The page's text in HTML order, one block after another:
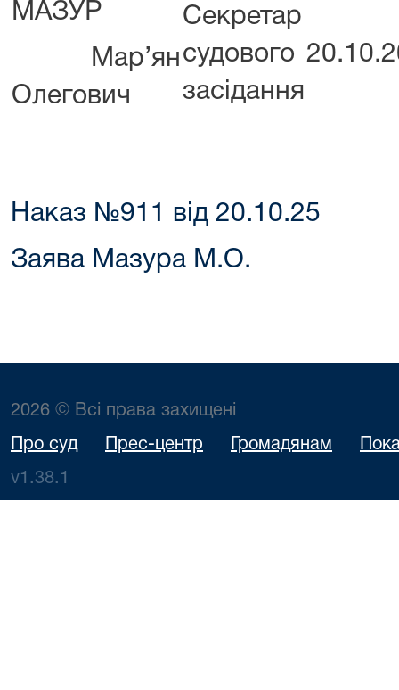
МАЗУР
Мар’ян
Олегович
Секретар
судового
засідання
Наказ №911 від 20.10.25
Заява Мазура М.О.
2026 © Всі права захищені
Про суд Прес-центр Громадянам
v1.38.1